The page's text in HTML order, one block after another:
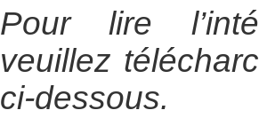
Pour lire
veuillez
ci-dessous.